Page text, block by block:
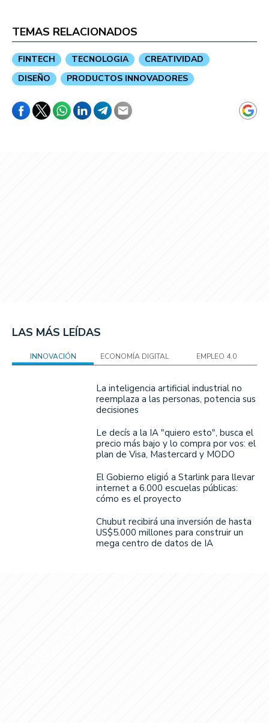
TEMAS RELACIONADOS
FINTECH TECNOLOGIA
CREATIVIDAD
DISEÑO
PRODUCTOS INNOVADORES
LAS MÁS LEÍDAS
INNOVACIÓN ECONOMÍA DIGITAL EMPLEO 4.0
La inteligencia artificial industrial no
reemplaza a las personas, potencia sus
decisiones
Le decís a la IA "quiero esto", busca el
precio más bajo y lo compra por vos: el
plan de Visa, Mastercard y MODO
El Gobierno eligió a Starlink para llevar
internet a 6.000 escuelas públicas:
cómo es el proyecto
Chubut recibirá una inversión de hasta
US$5.000 millones para construir un
mega centro de datos de IA